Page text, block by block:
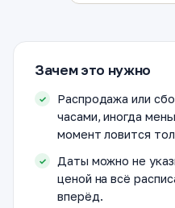
Зачем это нужно
Распродажа или
часами, иногда
момент ловится
Даты можно не
ценой на всё
вперёд.